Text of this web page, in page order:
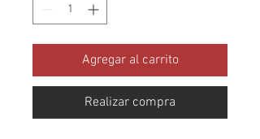
Agregar al carrito
Realizar compra